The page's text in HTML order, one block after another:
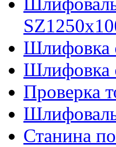
Шлифовка
Шлифовка
Проверка
Станина